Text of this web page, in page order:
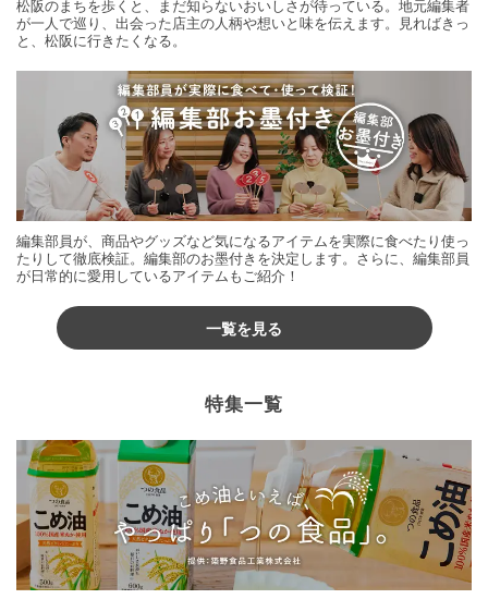
松阪のまちを歩くと、まだ知らないおいしさが待っている。地元編集者
が一人で巡り、出会った店主の人柄や想いと味を伝えます。見ればきっ
と、松阪に行きたくなる。
編集部員が、商品やグッズなど気になるアイテムを実際に食べたり使っ
たりして徹底検証。編集部のお墨付きを決定します。さらに、編集部員
が日常的に愛用しているアイテムもご紹介！
一覧を見る
特集一覧